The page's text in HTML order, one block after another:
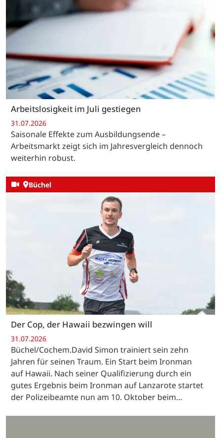
Arbeitslosigkeit im Juli gestiegen
31.07.2026
Saisonale Effekte zum Ausbildungsende –
Arbeitsmarkt zeigt sich im Jahresvergleich dennoch
weiterhin robust.
Büchel
Der Cop, der Hawaii bezwingen will
31.07.2026
Büchel/Cochem.David Simon trainiert sein zehn
Jahren für seinen Traum. Ein Start beim Ironman
auf Hawaii. Nach seiner Qualifizierung durch ein
gutes Ergebnis beim Ironman auf Lanzarote startet
der Polizeibeamte nun am 10. Oktober beim…